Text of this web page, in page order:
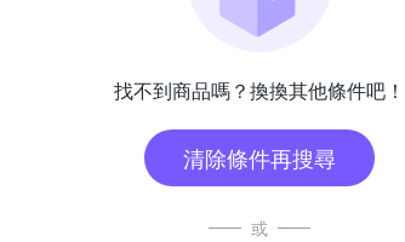
找不到商品嗎？換換其他條件吧！
清除條件再搜尋
或